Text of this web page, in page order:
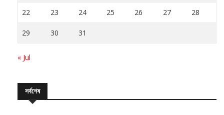
22 23 24 25 26 27 28
29 30 31
« Jul
সর্বশেষ